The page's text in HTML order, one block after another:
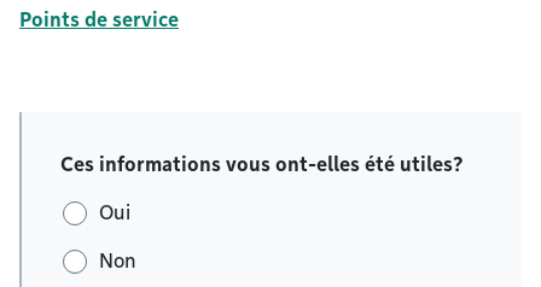
Points de service
Ces informations vous ont-elles été utiles?
Oui
Non